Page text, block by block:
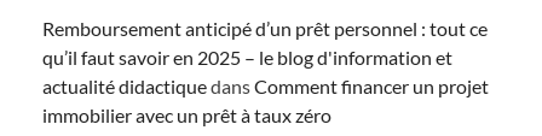
Remboursement anticipé d’un prêt personnel : tout ce
qu’il faut savoir en 2025 – le blog d'information et
actualité didactiquedansComment financer un projet
immobilier avec un prêt à taux zéro